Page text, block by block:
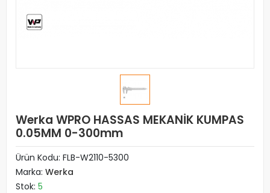
Werka WPRO HASSAS MEKANİK KUMPAS
0.05MM 0-300mm
Ürün Kodu: FLB-W2110-5300
Marka: Werka
Stok: 5